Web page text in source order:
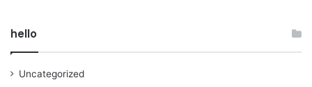
hello
Uncategorized